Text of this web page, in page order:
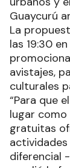
Guaycurú
La
las 19:30
avistajes,
culturales
“Para que
lugar
gratuitas
diferencial